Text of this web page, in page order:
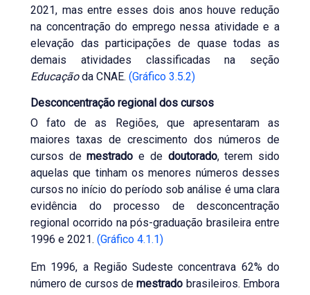
2021, mas entre esses dois anos houve redução
na concentração do emprego nessa atividade e a
elevação das participações de quase todas as
demais atividades classificadas na seção
Educaçãoda CNAE. (Gráfico 3.5.2)
Desconcentração regional dos cursos
O fato de as Regiões, que apresentaram as
maiores taxas de crescimento dos números de
cursos demestrado e de doutorado, terem sido
aquelas que tinham os menores números desses
cursos no início do período sob análise é uma clara
evidência do processo de desconcentração
regional ocorrido na pós-graduação brasileira entre
1996 e 2021. (Gráfico 4.1.1)
Em 1996, a Região Sudeste concentrava 62% do
número de cursos demestrado brasileiros. Embora